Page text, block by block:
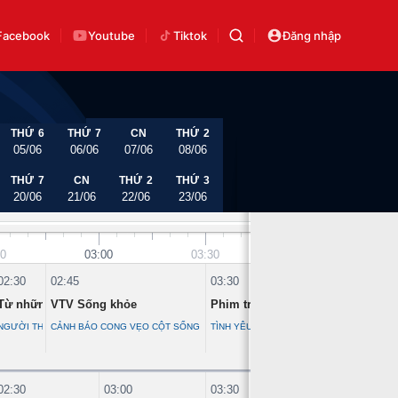
Youtube Tiktok Đăng nhập
THỨ 6
05/06
THỨ 7
06/06
CN
07/06
THỨ 2
08/06
THỨ 7
20/06
CN
21/06
THỨ 2
22/06
THỨ 3
23/06
03:00 03:30
những miền quê
THÁI Ở SƠN LA
02:45
VTV Sống khỏe
CẢNH BÁO CONG VẸO CỘT SỐNG
03:30
Phim truyện
TÌNH YÊU VÀ THAM VỌNG - TẬP 33
03:00
03:30